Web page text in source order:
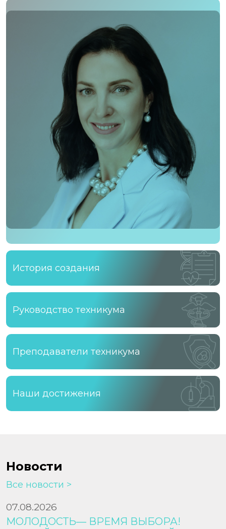
История создания
Руководство техникума
Преподаватели техникума
Наши достижения
Новости
Все новости
07.08.2026
МОЛОДОСТЬ— ВРЕМЯ ВЫБОРА!